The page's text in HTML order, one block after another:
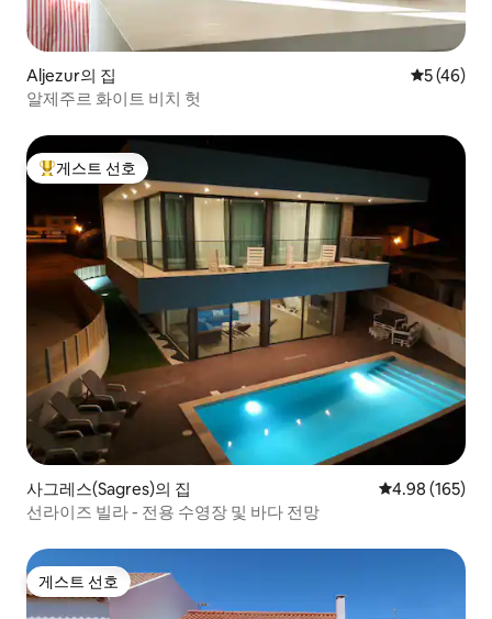
Aljezur의 집 평점 5점(5
5 (46)
알제주르 화이트 비치 헛
상위 게스트 선호
게스트 선호
사그레스(Sagres)의 집 평점 4.98점(5
4.98 (165)
선라이즈 빌라 - 전용 수영장 및 바다 전망
게스트 선호
게스트 선호